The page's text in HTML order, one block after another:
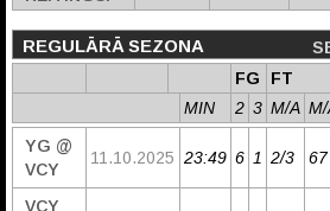
REGULĀRĀ SEZONA
FG
FT
MIN
2 3 M/A M/
YG @
VCY
11.10.2025 23:49 6 1 2/3 67
VCY